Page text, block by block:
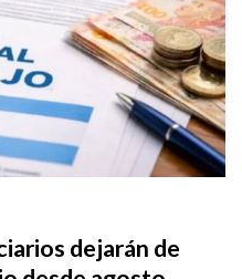
dejarán de